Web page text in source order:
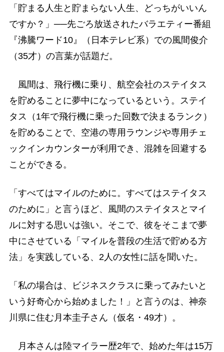
「貯まる人生と貯まらない人生、どっちがいいん
ですか？」──先ごろ放送されたバラエティー番組
『沸騰ワード10』（日本テレビ系）での風間俊介
（35才）の言葉が話題だ。
風間は、飛行機に乗り、航空会社のステイタス
を貯めることに夢中になっているという。ステイ
タス（1年で飛行機に乗った回数で決まるランク）
を貯めることで、空港の専用ラウンジや専用チェ
ックインカウンターが利用でき、混雑を回避する
ことができる。
「すべてはマイルのために。すべてはステイタス
のために」と言うほど、風間のステイタスとマイ
ルに対する思いは強い。そこで、彼をそこまで夢
中にさせている「マイルを普段の生活で貯める方
法」を実践している、2人の女性に話を聞いた。
「私の場合は、ビジネスクラスに乗ってみたいと
いう好奇心から始めました！」と言うのは、神奈
川県に住む月本圭子さん（仮名・49才）。
月本さんは陸マイラー歴2年で、始めた年は15万